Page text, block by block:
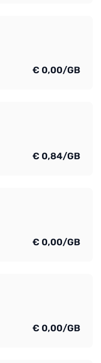
€ 0,00/GB
€ 0,84/GB
€ 0,00/GB
€ 0,00/GB